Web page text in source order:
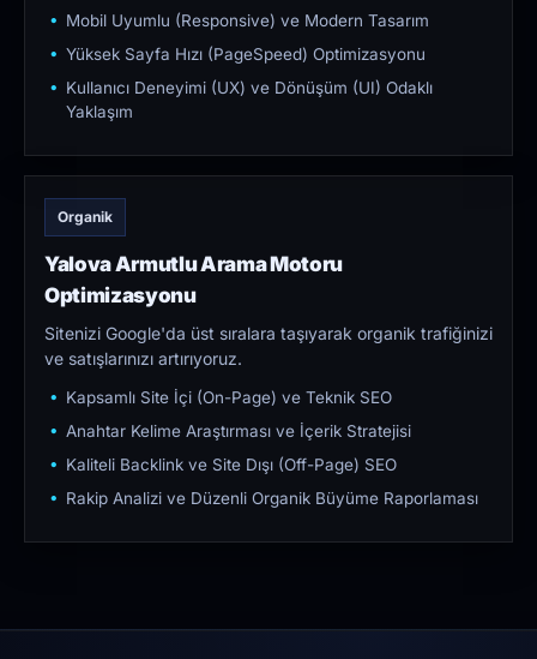
Mobil Uyumlu (Responsive) ve Modern Tasarım
Yüksek Sayfa Hızı (PageSpeed) Optimizasyonu
Kullanıcı Deneyimi (UX) ve Dönüşüm (UI) Odaklı
Yaklaşım
Organik
Yalova Armutlu Arama Motoru
Optimizasyonu
Sitenizi Google'da üst sıralara taşıyarak organik trafiğinizi
ve satışlarınızı artırıyoruz.
Kapsamlı Site İçi (On-Page) ve Teknik SEO
Anahtar Kelime Araştırması ve İçerik Stratejisi
Kaliteli Backlink ve Site Dışı (Off-Page) SEO
Rakip Analizi ve Düzenli Organik Büyüme Raporlaması